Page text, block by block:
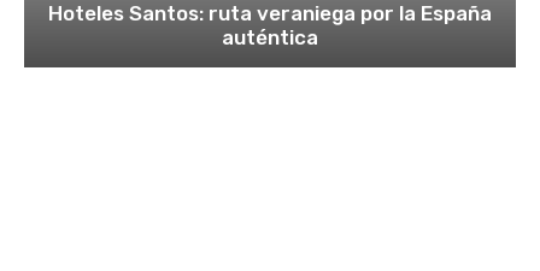
Hoteles Santos: ruta veraniega por la España
auténtica